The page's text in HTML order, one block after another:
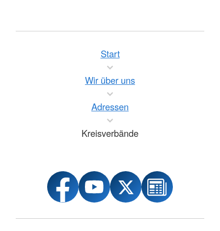
Start
Wir über uns
Adressen
Kreisverbände